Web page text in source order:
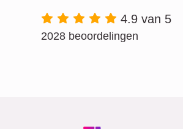
4.9 van 5
2028 beoordelingen